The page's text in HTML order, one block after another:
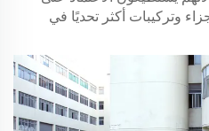
وتركيبات أكثر تحديًا في